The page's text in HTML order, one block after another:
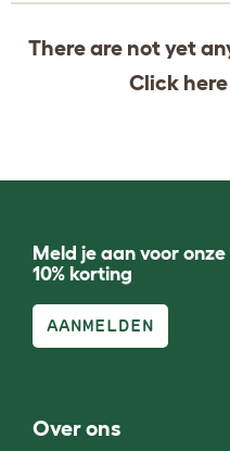
There are not yet
Click here
Meld je aan voor
10% korting
AANMELDEN
Over ons